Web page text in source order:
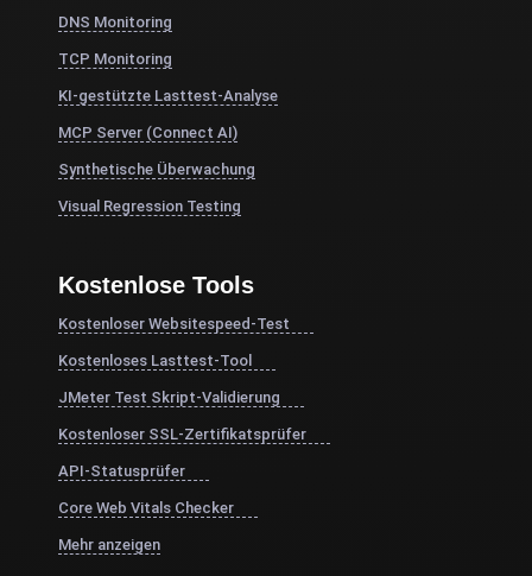
DNS Monitoring
TCP Monitoring
KI-gestützte Lasttest-Analyse
MCP Server (Connect AI)
Synthetische Überwachung
Visual Regression Testing
Kostenlose Tools
Kostenloser Websitespeed-Test
Kostenloses Lasttest-Tool
JMeter Test Skript-Validierung
Kostenloser SSL-Zertifikatsprüfer
API-Statusprüfer
Core Web Vitals Checker
Mehr anzeigen